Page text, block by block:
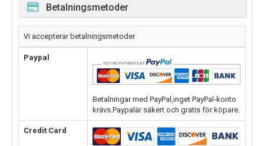
Betalningsmetoder
Vi accepterar betalningsmetoder
Paypal
Betalningar med PayPal,inget PayPal-konto
krävs.Paypalär säkert och gratis för köpare.
Credit Card